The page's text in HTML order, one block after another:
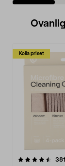
Kolla priset
4.0av 5